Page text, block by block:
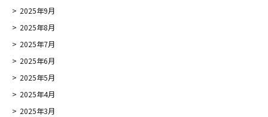
2025年9月
2025年8月
2025年7月
2025年6月
2025年5月
2025年4月
2025年3月